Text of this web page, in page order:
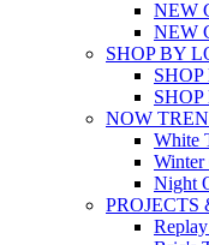
NEW
NEW
SHOP BY
NOW
White
Winter
Night